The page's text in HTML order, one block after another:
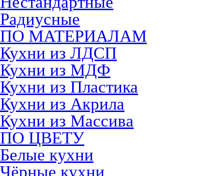
Радиусные
ПО МАТЕРИАЛАМ
Кухни из ЛДСП
Кухни из МДФ
Кухни из Пластика
Кухни из Акрила
Кухни из Массива
ПО ЦВЕТУ
Белые кухни
Чёрные кухни